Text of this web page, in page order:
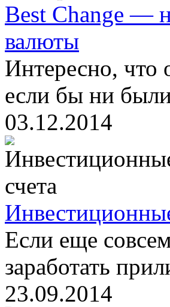
Best Change —
валюты
Интересно, что
если бы ни
03.12.2014
Если еще
заработать
23.09.2014